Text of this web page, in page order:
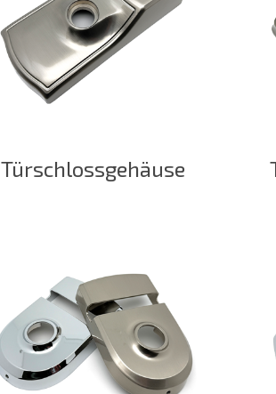
Türschlossgehäuse